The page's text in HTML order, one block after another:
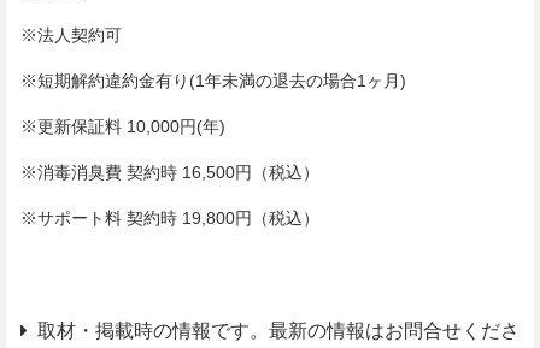
※法人契約可
※短期解約違約金有り(1年未満の退去の場合1ヶ月)
※更新保証料 10,000円(年)
※消毒消臭費 契約時 16,500円（税込）
※サポート料 契約時 19,800円（税込）
取材・掲載時の情報です。最新の情報はお問合せくださ